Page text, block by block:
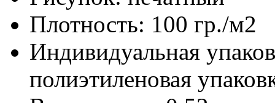
Плотность: 100 гр./м2
Индивидуальная
полиэтиленовая